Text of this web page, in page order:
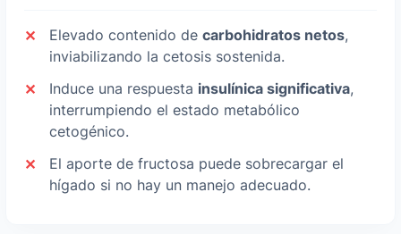
Elevado contenido de carbohidratos netos,
inviabilizando la cetosis sostenida.
Induce una respuesta insulínica significativa,
interrumpiendo el estado metabólico
cetogénico.
El aporte de fructosa puede sobrecargar el
hígado si no hay un manejo adecuado.